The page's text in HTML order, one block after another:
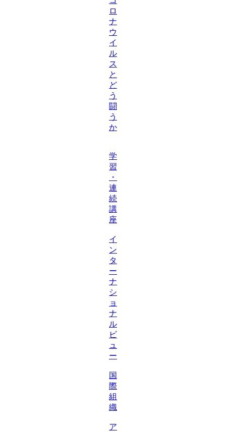
ロ
ナ
ウ
イ
ル
ス
と
ど
う
闘
う
か
学
習
・
連
続
講
座
イ
ン
タ
ー
ナ
シ
ョ
ナ
ル
ビ
ュ
ー
国
際
組
織
ア